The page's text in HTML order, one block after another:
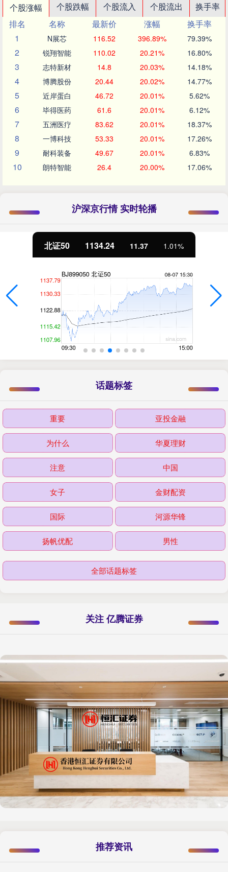
个股涨幅 个股跌幅 个股流入 个股流出
换手率
排名
名称 最新价 涨幅
换手率
1
N展芯 116.52 396.89% 79.39%
2 锐翔智能 110.02 20.21% 16.80%
3 志特新材 14.8 20.03% 14.18%
4 博腾股份 20.44 20.02% 14.77%
5 近岸蛋白 46.72 20.01% 5.62%
6 毕得医药 61.6 20.01% 6.12%
7 五洲医疗 83.62 20.01% 18.37%
8 一博科技 53.33 20.01% 17.26%
9 耐科装备 49.67 20.01% 6.83%
10 朗特智能 26.4 20.00% 17.06%
沪深京行情 实时轮播
北证50 1134.24 11.37 1.01%
话题标签
重要 亚投金融
为什么 华夏理财
注意 中国
女子 金财配资
国际 河源华锋
扬帆优配 男性
全部话题标签
关注 亿腾证券
推荐资讯